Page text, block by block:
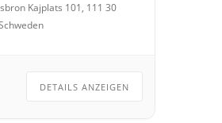
Kajplats 101, 111 30
DETAILS ANZEIGEN